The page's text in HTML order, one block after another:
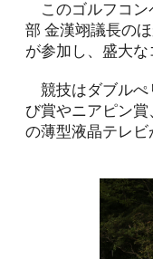
このゴルフコン
部 金漢翊議長の
が参加し、盛大な
競技はダブルぺ
び賞やニアピン
の薄型液晶テレ